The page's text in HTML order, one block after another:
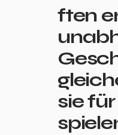
ften
sie